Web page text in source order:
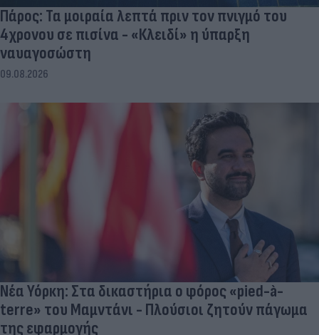
Πάρος: Τα μοιραία λεπτά πριν τον πνιγμό του
4χρονου σε πισίνα - «Κλειδί» η ύπαρξη
ναυαγοσώστη
09.08.2026
Νέα Υόρκη: Στα δικαστήρια ο φόρος «pied-à-
terre» του Μαμντάνι - Πλούσιοι ζητούν πάγωμα
της εφαρμογής